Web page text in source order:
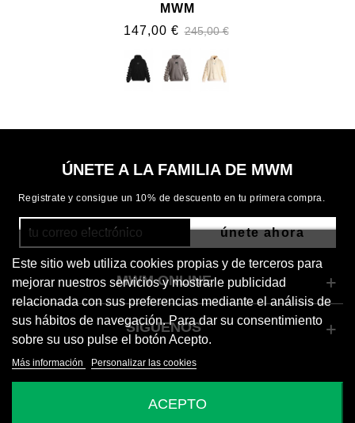
MWM
147,00 € 245,00 €
ÚNETE A LA FAMILIA DE MWM
Registrate y consigue un 10% de descuento en tu primera compra.
únete ahora
Este sitio web utiliza cookies propias y de terceros para
mejorar nuestros servicios y mostrarle publicidad
relacionada con sus preferencias mediante el análisis de
sus hábitos de navegación. Para dar su consentimiento
sobre su uso pulse el botón Acepto.
Más información Personalizar las cookies
ACEPTO
MWM ONLINE
SÍGUENOS